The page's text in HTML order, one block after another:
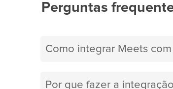
Perguntas
Como integrar Meets
Por que fazer a